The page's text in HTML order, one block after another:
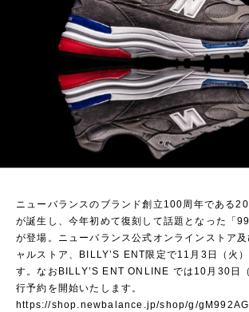
ニューバランスのブランド創立100周年である
が誕生し、今年初めて復刻して話題となった「
が登場。ニューバランス公式オンラインストア
ャルストア、BILLY’S ENT限定で11月3日（火
す。なおBILLY’S ENT ONLINE では10月30日
行予約を開始いたします。
https://shop.newbalance.jp/shop/g/gM992AG